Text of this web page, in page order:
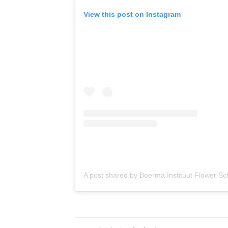
View this post on Instagram